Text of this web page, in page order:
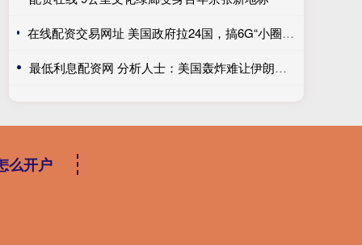
在线配资交易网址 美国政府拉24国，搞6G“小圈子”抱团围堵，结果中国这张牌却先亮了！
最低利息配资网 分析人士：美国轰炸难让伊朗屈服
么开户